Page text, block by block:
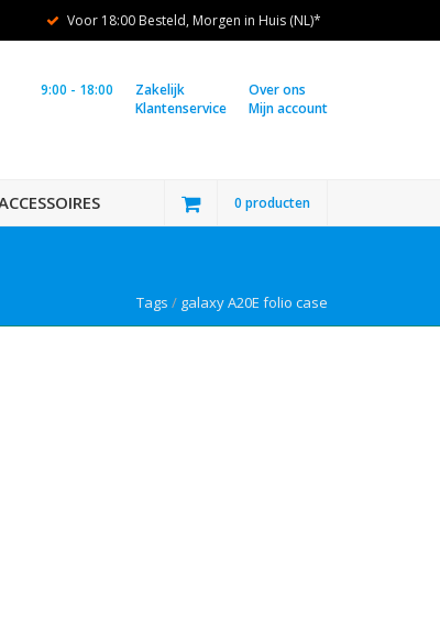
Voor 18:00 Besteld, Morgen in Huis (NL)*
Over ons
Mijn account
Zakelijk
Klantenservice
9:00 - 18:00
0 producten
Tags / galaxy A20E folio case